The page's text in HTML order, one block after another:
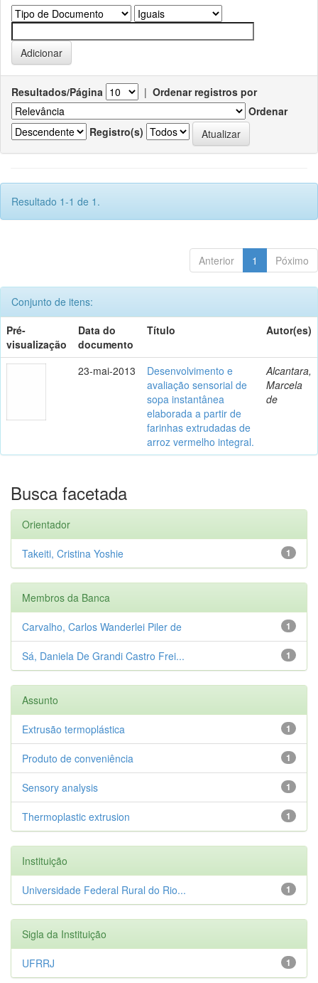
Resultados/Página | Ordenar registros por
Ordenar
Registro(s)
Resultado 1-1 de 1.
Anterior 1 Póximo
Conjunto de itens:
Pré-
visualização
Data do
documento
Título Autor(es)
23-mai-2013
Desenvolvimento e
avaliação sensorial de
sopa instantânea
elaborada a partir de
farinhas extrudadas de
arroz vermelho integral.
Alcantara,
Marcela
de
Busca facetada
Orientador
1
Takeiti, Cristina Yoshie
Membros da Banca
1
Carvalho, Carlos Wanderlei Piler de
1
Sá, Daniela De Grandi Castro Frei...
Assunto
1
Extrusão termoplástica
1
Produto de conveniência
1
Sensory analysis
1
Thermoplastic extrusion
Instituição
1
Universidade Federal Rural do Rio...
Sigla da Instituição
1
UFRRJ